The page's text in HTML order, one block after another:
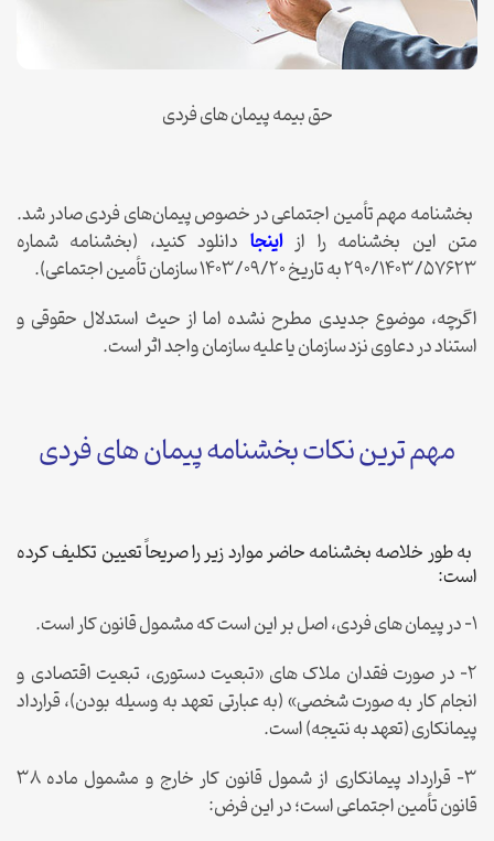
حق بیمه پیمان های فردی
بخشنامه مهم تأمین اجتماعی در خصوص پیمان‌های فردی صادر شد.
متن این بخشنامه را ازاینجا دانلود کنید، (بخشنامه شماره
290/1403/57623 به تاریخ 1403/09/20 سازمان تأمین اجتماعی).
اگرچه، موضوع جدیدی مطرح نشده اما از حیث استدلال حقوقی و
استناد در دعاوی نزد سازمان یا علیه سازمان واجد اثر است.
مهم ترین نکات بخشنامه پیمان های فردی
به طور خلاصه بخشنامه حاضر موارد زیر را صریحاً تعیین تکلیف کرده
است:
۱- در پیمان های فردی، اصل بر این است که مشمول قانون کار است.
۲- در صورت فقدان ملاک های «تبعیت دستوری، تبعیت اقتصادی و
انجام کار به صورت شخصی» (به عبارتی تعهد به وسیله بودن)، قرارداد
پیمانکاری (تعهد به نتیجه) است.
۳- قرارداد پیمانکاری از شمول قانون کار خارج و مشمول ماده ۳۸
قانون تأمین اجتماعی است؛ در این فرض: